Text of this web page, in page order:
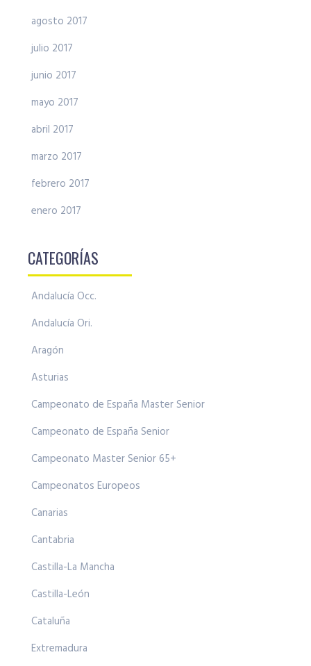
agosto 2017
julio 2017
junio 2017
mayo 2017
abril 2017
marzo 2017
febrero 2017
enero 2017
CATEGORÍAS
Andalucía Occ.
Andalucía Ori.
Aragón
Asturias
Campeonato de España Master Senior
Campeonato de España Senior
Campeonato Master Senior 65+
Campeonatos Europeos
Canarias
Cantabria
Castilla-La Mancha
Castilla-León
Cataluña
Extremadura